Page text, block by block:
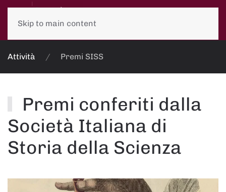
Skip to main content
Attività Premi SISS
Premi conferiti dalla
Società Italiana di
Storia della Scienza